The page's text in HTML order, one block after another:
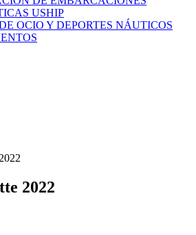
USHIP
OCIO Y DEPORTES NÁUTICOS
2022